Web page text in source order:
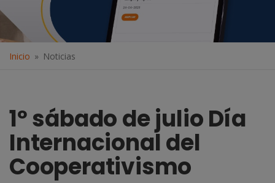
Inicio Noticias
1º sábado de julio Día
Internacional del
Cooperativismo